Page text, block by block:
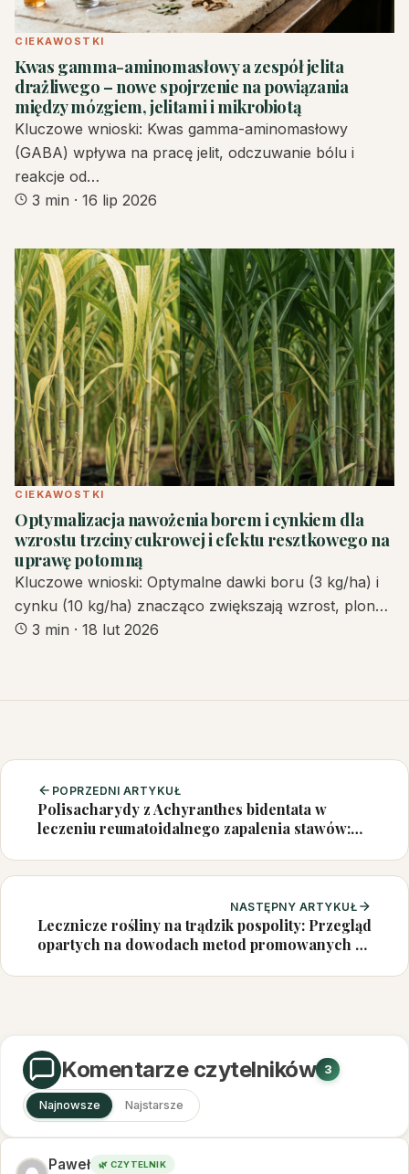
CIEKAWOSTKI
Kwas gamma-aminomasłowy a zespół jelita
drażliwego – nowe spojrzenie na powiązania
między mózgiem, jelitami i mikrobiotą
Kluczowe wnioski: Kwas gamma-aminomasłowy
(GABA) wpływa na pracę jelit, odczuwanie bólu i
reakcje od…
3 min · 16 lip 2026
CIEKAWOSTKI
Optymalizacja nawożenia borem i cynkiem dla
wzrostu trzciny cukrowej i efektu resztkowego na
uprawę potomną
Kluczowe wnioski: Optymalne dawki boru (3 kg/ha) i
cynku (10 kg/ha) znacząco zwiększają wzrost, plon…
3 min · 18 lut 2026
POPRZEDNI ARTYKUŁ
Polisacharydy z Achyranthes bidentata w
leczeniu reumatoidalnego zapalenia stawów:
NASTĘPNY ARTYKUŁ
Lecznicze rośliny na trądzik pospolity: Przegląd
opartych na dowodach metod promowanych w
Komentarze czytelników 3
Najnowsze Najstarsze
Paweł 🌿 CZYTELNIK